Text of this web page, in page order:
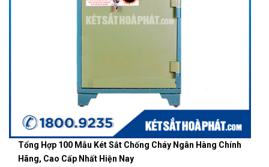
Tổng Hợp 100 Mẫu Két Sắt Chống Cháy Ngân Hàng Chính
Hãng, Cao Cấp Nhất Hiện Nay